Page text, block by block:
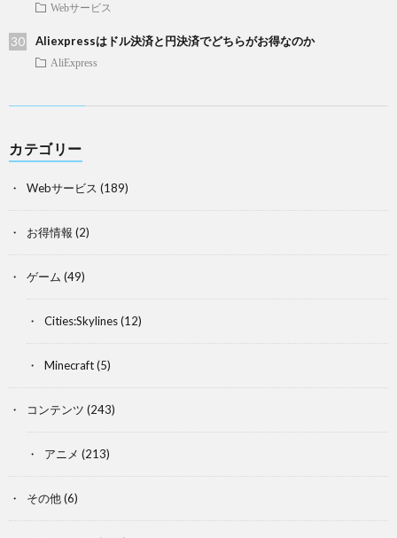
Webサービス
Aliexpressはドル決済と円決済でどちらがお得なのか
AliExpress
カテゴリー
Webサービス (189)
お得情報 (2)
ゲーム (49)
Cities:Skylines(12)
Minecraft(5)
コンテンツ (243)
アニメ (213)
その他(6)